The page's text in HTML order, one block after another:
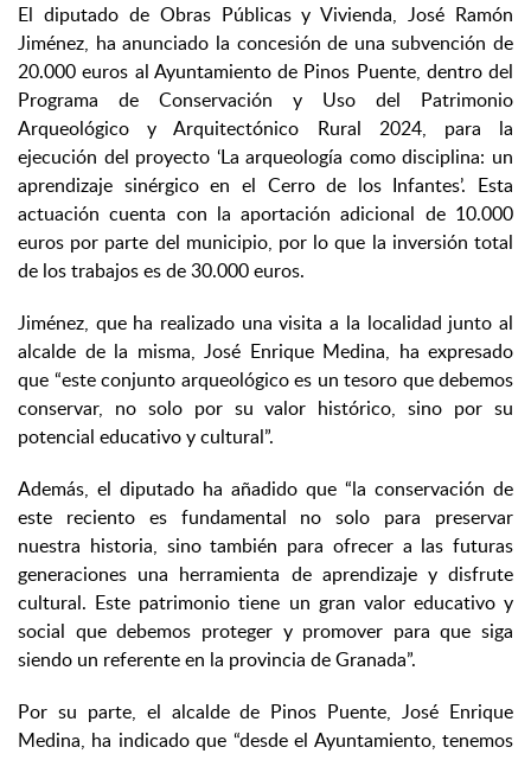
El diputado de Obras Públicas y Vivienda, José Ramón
Jiménez, ha anunciado la concesión de una subvención de
20.000 euros al Ayuntamiento de Pinos Puente, dentro del
Programa de Conservación y Uso del Patrimonio
Arqueológico y Arquitectónico Rural 2024, para la
ejecución del proyecto ‘La arqueología como disciplina: un
aprendizaje sinérgico en el Cerro de los Infantes’. Esta
actuación cuenta con la aportación adicional de 10.000
euros por parte del municipio, por lo que la inversión total
de los trabajos es de 30.000 euros.
Jiménez, que ha realizado una visita a la localidad junto al
alcalde de la misma, José Enrique Medina, ha expresado
que “este conjunto arqueológico es un tesoro que debemos
conservar, no solo por su valor histórico, sino por su
potencial educativo y cultural”.
Además, el diputado ha añadido que “la conservación de
este reciento es fundamental no solo para preservar
nuestra historia, sino también para ofrecer a las futuras
generaciones una herramienta de aprendizaje y disfrute
cultural. Este patrimonio tiene un gran valor educativo y
social que debemos proteger y promover para que siga
siendo un referente en la provincia de Granada”.
Por su parte, el alcalde de Pinos Puente, José Enrique
Medina, ha indicado que “desde el Ayuntamiento, tenemos